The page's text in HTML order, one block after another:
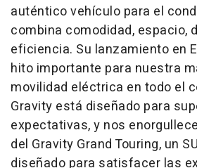
auténtico vehículo para el
combina comodidad, espacio,
eficiencia. Su lanzamiento en
hito importante para nuestra
movilidad eléctrica en todo el
Gravity está diseñado para
expectativas, y nos
del Gravity Grand Touring, un
diseñado para satisfacer las